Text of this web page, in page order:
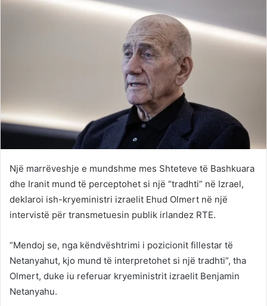
Një marrëveshje e mundshme mes Shteteve të Bashkuara
dhe Iranit mund të perceptohet si një “tradhti” në Izrael,
deklaroi ish-kryeministri izraelit Ehud Olmert në një
intervistë për transmetuesin publik irlandez RTE.
“Mendoj se, nga këndvështrimi i pozicionit fillestar të
Netanyahut, kjo mund të interpretohet si një tradhti”, tha
Olmert, duke iu referuar kryeministrit izraelit Benjamin
Netanyahu.